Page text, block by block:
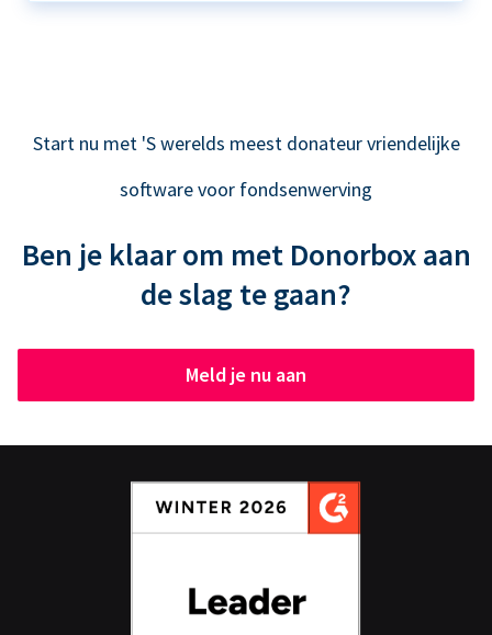
Start nu met 'S werelds meest donateur vriendelijke
software voor fondsenwerving
Ben je klaar om met Donorbox aan
de slag te gaan?
Meld je nu aan